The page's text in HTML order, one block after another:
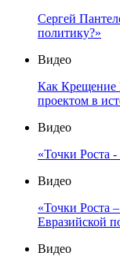
Сергей
политику?»
Видео
Как Крещение
проектом в
Видео
«Точки Роста
Видео
«Точки Роста
Евразийской
Видео